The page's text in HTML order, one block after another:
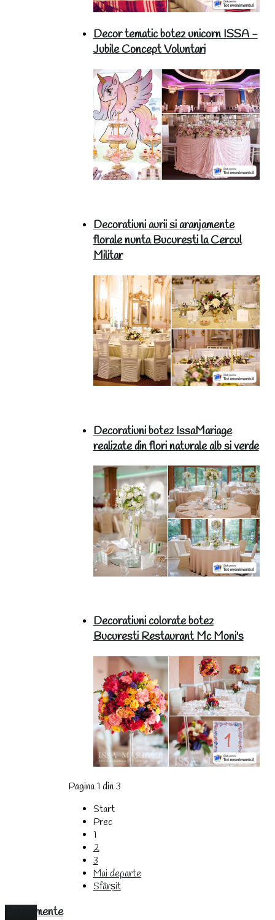
Decor tematic botez unicorn ISSA -
Jubile Concept Voluntari
Decoratiuni aurii si aranjamente
florale nunta Bucuresti la Cercul
Militar
Decoratiuni botez IssaMariage
realizate din flori naturale alb si verde
Decoratiuni colorate botez
Bucuresti Restaurant Mc Moni's
Pagina 1 din 3
Start
Prec
1
2
3
Mai departe
Sfârșit
Aranjamente